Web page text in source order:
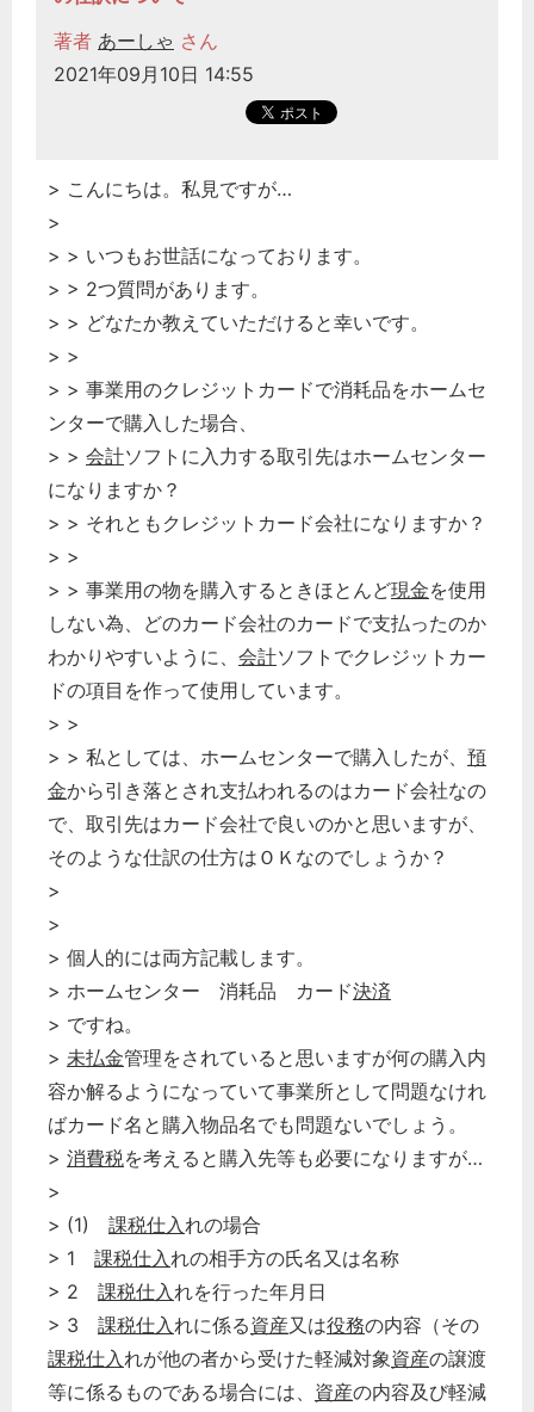
著者 あーしゃ さん
2021年09月10日 14:55
> こんにちは。私見ですが…
>
> > いつもお世話になっております。
> > 2つ質問があります。
> > どなたか教えていただけると幸いです。
> >
> > 事業用のクレジットカードで消耗品をホームセ
ンターで購入した場合、
> > 会計ソフトに入力する取引先はホームセンター
になりますか？
> > それともクレジットカード会社になりますか？
> >
> > 事業用の物を購入するときほとんど現金を使用
しない為、どのカード会社のカードで支払ったのか
わかりやすいように、 会計ソフトでクレジットカー
ドの項目を作って使用しています。
> >
> > 私としては、ホームセンターで購入したが、 預
金から引き落とされ支払われるのはカード会社なの
で、取引先はカード会社で良いのかと思いますが、
そのような仕訳の仕方はＯＫなのでしょうか？
>
>
> 個人的には両方記載します。
> ホームセンター 消耗品 カード決済
> ですね。
> 未払金管理をされていると思いますが何の購入内
容か解るようになっていて事業所として問題なけれ
ばカード名と購入物品名でも問題ないでしょう。
> 消費税を考えると購入先等も必要になりますが…
>
> (1) 課税仕入れの場合
> 1 課税仕入れの相手方の氏名又は名称
> 2 課税仕入れを行った年月日
> 3 課税仕入れに係る資産又は役務の内容（その
課税仕入れが他の者から受けた軽減対象資産の譲渡
等に係るものである場合には、 資産の内容及び軽減
経営の知恵
総務の給湯室
秘書のノウハウ